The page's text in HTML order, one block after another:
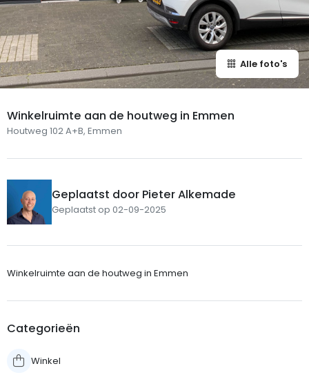
Alle foto's
Winkelruimte aan de houtweg in Emmen
Houtweg 102 A+B, Emmen
Geplaatst door Pieter Alkemade
Geplaatst op 02-09-2025
Winkelruimte aan de houtweg in Emmen
Categorieën
Winkel